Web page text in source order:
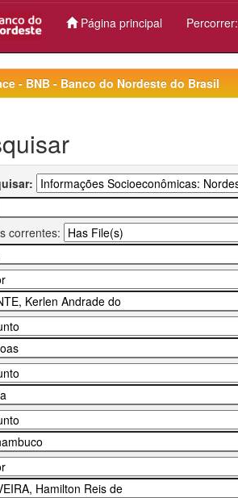
Página principal Percorrer:
- BNB - Banco do Nordeste do Brasil
correntes: